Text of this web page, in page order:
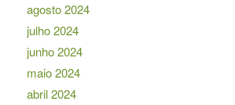
agosto 2024
julho 2024
junho 2024
maio 2024
abril 2024